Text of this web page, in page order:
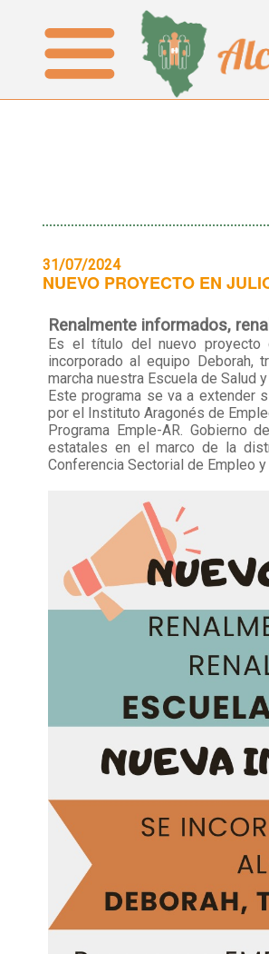
31/07/2024
NUEVO PROYECTO EN
Renalmente informados,
Es el título del nuevo proyecto
incorporado al equipo Deborah,
marcha nuestra Escuela de Salud
Este programa se va a extender
por el Instituto Aragonés de
Programa Emple-AR. Gobierno
estatales en el marco de la
Conferencia Sectorial de Empleo